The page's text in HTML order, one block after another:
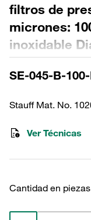
filtros de
micrones:
inoxidable
Diámetro
(mm): 130
SE-045-B-
Stauff Mat. No.
Ver Técnicas
Cantidad en piezas